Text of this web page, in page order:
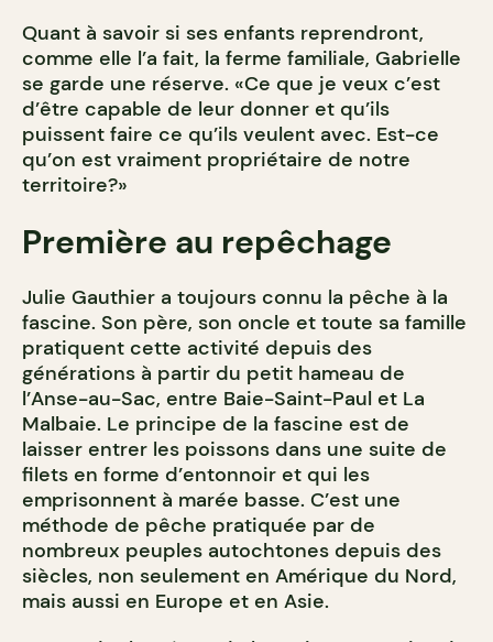
Quant à savoir si ses enfants reprendront,
comme elle l’a fait, la ferme familiale, Gabrielle
se garde une réserve. «Ce que je veux c’est
d’être capable de leur donner et qu’ils
puissent faire ce qu’ils veulent avec. Est-ce
qu’on est vraiment propriétaire de notre
territoire?»
Première au repêchage
Julie Gauthier a toujours connu la pêche à la
fascine. Son père, son oncle et toute sa famille
pratiquent cette activité depuis des
générations à partir du petit hameau de
l’Anse-au-Sac, entre Baie-Saint-Paul et La
Malbaie. Le principe de la fascine est de
laisser entrer les poissons dans une suite de
filets en forme d’entonnoir et qui les
emprisonnent à marée basse. C’est une
méthode de pêche pratiquée par de
nombreux peuples autochtones depuis des
siècles, non seulement en Amérique du Nord,
mais aussi en Europe et en Asie.